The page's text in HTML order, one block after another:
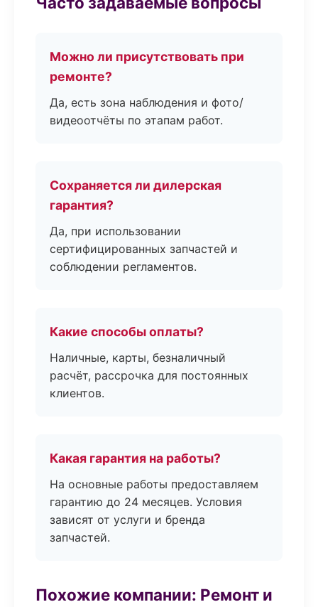
Можно ли присутствовать при
ремонте?
Да, есть зона наблюдения и фото/
видеоотчёты по этапам работ.
Сохраняется ли дилерская
гарантия?
Да, при использовании
сертифицированных запчастей и
соблюдении регламентов.
Какие способы оплаты?
Наличные, карты, безналичный
расчёт, рассрочка для постоянных
клиентов.
Какая гарантия на работы?
На основные работы предоставляем
гарантию до 24 месяцев. Условия
зависят от услуги и бренда
запчастей.
Похожие компании: Ремонт и